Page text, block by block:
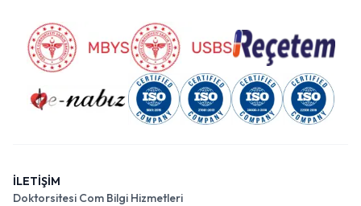
İLETİŞİM
Doktorsitesi Com Bilgi Hizmetleri